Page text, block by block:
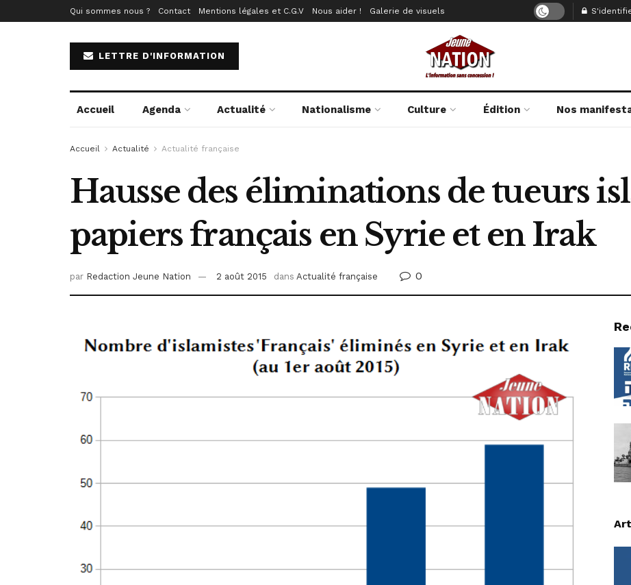
Qui sommes nous ? Contact Mentions légales et C.G.V Nous aider ! Galerie de visuels
LETTRE D'INFORMATION
Accueil Agenda Actualité Nationalisme Culture Édition Nos
Accueil Actualité Actualité française
Hausse des éliminations de tueurs
papiers français en Syrie et en Irak
par Redaction Jeune Nation 2 août 2015 dans Actualité française 0